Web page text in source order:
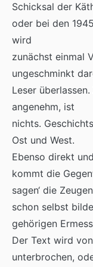
Schicksal der
oder bei den
wird
zunächst einmal
ungeschminkt
Leser
angenehm, ist
nichts.
Ost und West.
Ebenso direkt
kommt die
sagen‘ die
schon selbst
gehörigen
Der Text wird
unterbrochen,